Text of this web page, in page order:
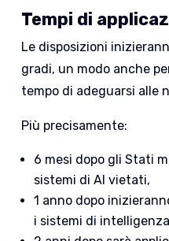
Tempi di
Le disposizioni
gradi, un modo anche
tempo di adeguarsi alle
Più precisamente:
6 mesi dopo gli Stati
sistemi di AI vietati,
1 anno dopo
i sistemi di